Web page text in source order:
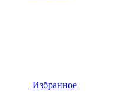
Избранное